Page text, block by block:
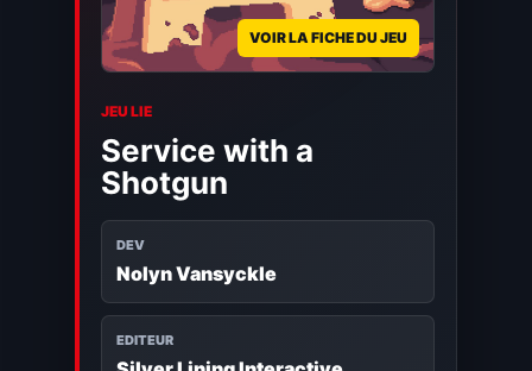
VOIR LA FICHE DU JEU
JEU LIE
Service with a
Shotgun
DEV
Nolyn Vansyckle
EDITEUR